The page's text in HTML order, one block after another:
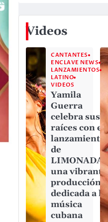
Videos
CANTANTES
ENCLAVE NEWS
LANZAMIENTOS
LATINO
VIDEOS
Yamila
Guerra
celebra sus
raíces con el
lanzamiento
de
LIMONADA,
una vibrante
producción
dedicada a la
música
cubana